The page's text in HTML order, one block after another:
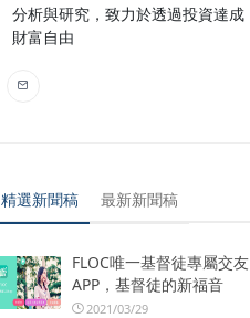
分析與研究，致力於透過投資達成
財富自由
精選新聞稿 最新新聞稿
FLOC唯一基督徒專屬交友
APP，基督徒的新福音
2021/03/29